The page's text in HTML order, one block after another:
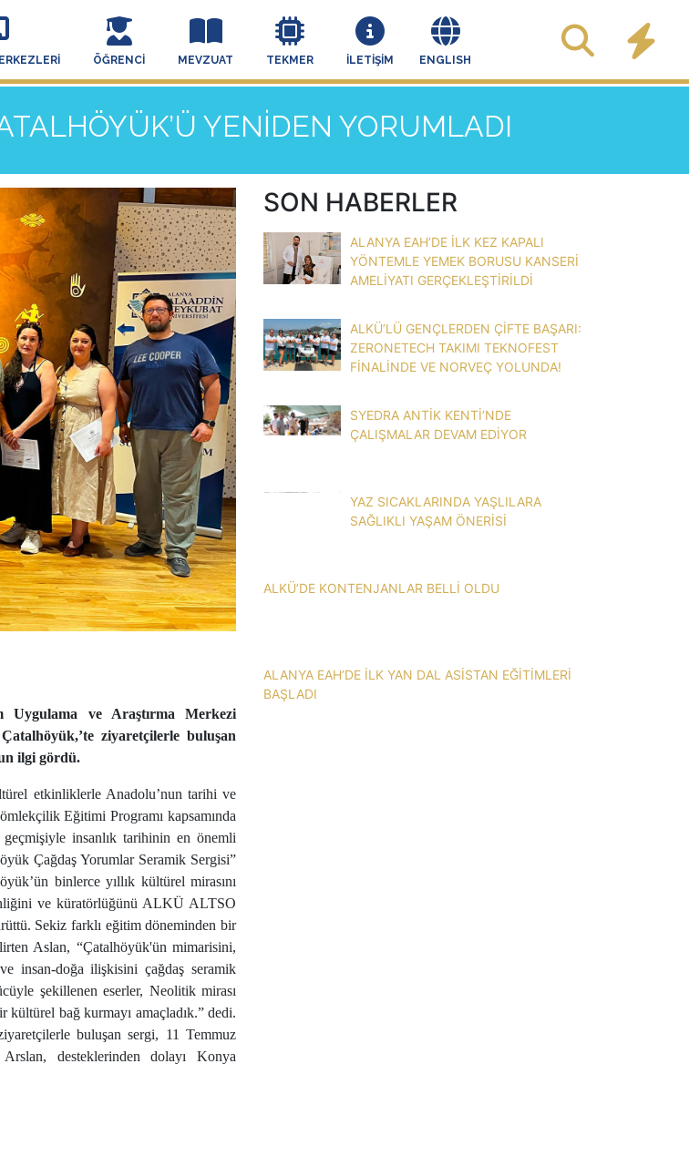
ÖĞRENCI MEVZUAT TEKMER İLETİŞİM ENGLISH
YENİDEN YORUMLADI
ve Araştırma Merkezi
ziyaretçilerle buluşan
ilgi gördü.
etkinliklerle Anadolu’nun tarihi ve
Eğitimi Programı kapsamında
insanlık tarihinin en önemli
Çağdaş Yorumlar Seramik Sergisi”
binlerce yıllık kültürel mirasını
ve küratörlüğünü ALKÜ ALTSO
Sekiz farklı eğitim döneminden bir
Aslan, “Çatalhöyük'ün mimarisini,
insan-doğa ilişkisini çağdaş seramik
şekillenen eserler, Neolitik mirası
kültürel bağ kurmayı amaçladık.” dedi.
buluşan sergi, 11 Temmuz
desteklerinden dolayı Konya
SON HABERLER
ALANYA EAH’DE İLK KEZ KAPALI
YÖNTEMLE YEMEK BORUSU KANSERİ
AMELİYATI GERÇEKLEŞTİRİLDİ
ALKÜ’LÜ GENÇLERDEN ÇİFTE BAŞARI:
ZERONETECH TAKIMI TEKNOFEST
FİNALİNDE VE NORVEÇ YOLUNDA!
SYEDRA ANTİK KENTİ’NDE
ÇALIŞMALAR DEVAM EDİYOR
YAZ SICAKLARINDA YAŞLILARA
SAĞLIKLI YAŞAM ÖNERİSİ
ALKÜ’DE KONTENJANLAR BELLİ OLDU
ALANYA EAH’DE İLK YAN DAL ASİSTAN EĞİTİMLERİ
BAŞLADI